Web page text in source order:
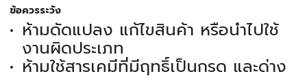
ข้อควรระวัง
ห้ามดัดแปลง แก้ไขสินค้า หรือนำไปใช้
งานผิดประเภท
ห้ามใช้สารเคมีที่มีฤทธิ์เป็นกรด และด่าง